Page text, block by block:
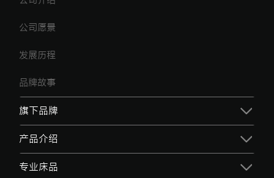
公司愿景
发展历程
品牌故事
旗下品牌
产品介绍
专业床品